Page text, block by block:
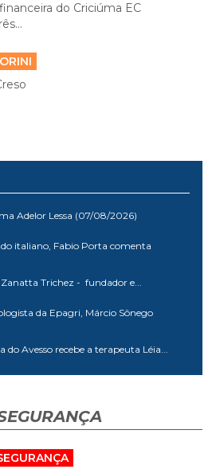
do Criciúma EC
Adelor Lessa (07/08/2026)
italiano, Fabio Porta comenta
Zanatta Trichez - fundador e...
da Epagri, Márcio Sônego
do Avesso recebe a terapeuta Léia...